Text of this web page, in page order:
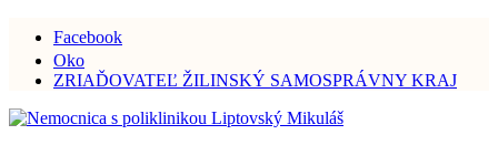
Facebook
Oko
ZRIAĎOVATEĽ ŽILINSKÝ SAMOSPRÁVNY KRAJ